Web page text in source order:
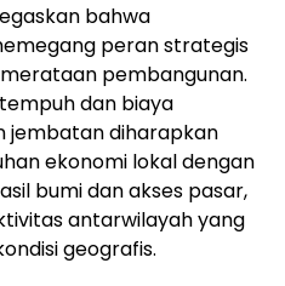
bahwa
peran strategis
pembangunan.
dan biaya
jembatan diharapkan
ekonomi lokal dengan
bumi dan akses pasar,
antarwilayah yang
geografis.